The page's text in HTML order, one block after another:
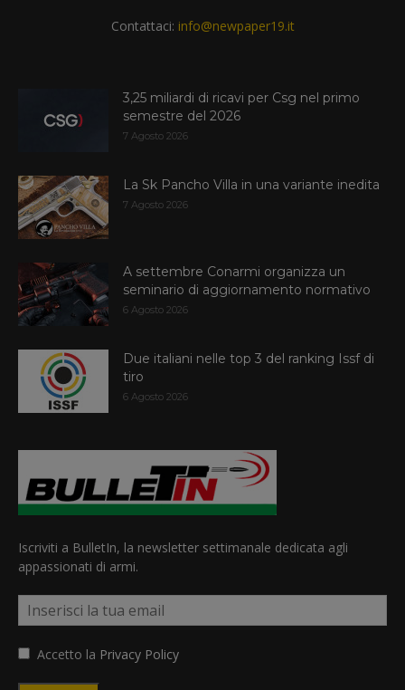
Contattaci: info@newpaper19.it
3,25 miliardi di ricavi per Csg nel primo
semestre del 2026
7 Agosto 2026
La Sk Pancho Villa in una variante inedita
7 Agosto 2026
A settembre Conarmi organizza un
seminario di aggiornamento normativo
6 Agosto 2026
Due italiani nelle top 3 del ranking Issf di
tiro
6 Agosto 2026
Iscriviti a BulletIn, la newsletter settimanale dedicata agli
appassionati di armi.
Accetto la Privacy Policy